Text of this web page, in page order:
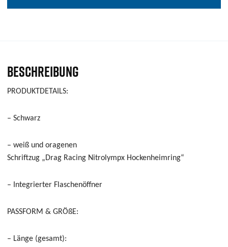
BESCHREIBUNG
PRODUKTDETAILS:
– Schwarz
– weiß und oragenen
Schriftzug „Drag Racing Nitrolympx Hockenheimring“
– Integrierter Flaschenöffner
PASSFORM & GRÖßE:
– Länge (gesamt):